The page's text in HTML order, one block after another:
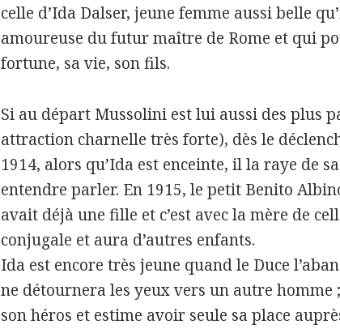
celle d’Ida Dalser, jeune femme aussi belle
amoureuse du futur maître de Rome et qui
fortune, sa vie, son fils.
Si au départ Mussolini est lui aussi des plus
attraction charnelle très forte), dès le
1914, alors qu’Ida est enceinte, il la raye de
entendre parler. En 1915, le petit Benito
avait déjà une fille et c’est avec la mère de
conjugale et aura d’autres enfants.
Ida est encore très jeune quand le Duce
ne détournera les yeux vers un autre homme
son héros et estime avoir seule sa place